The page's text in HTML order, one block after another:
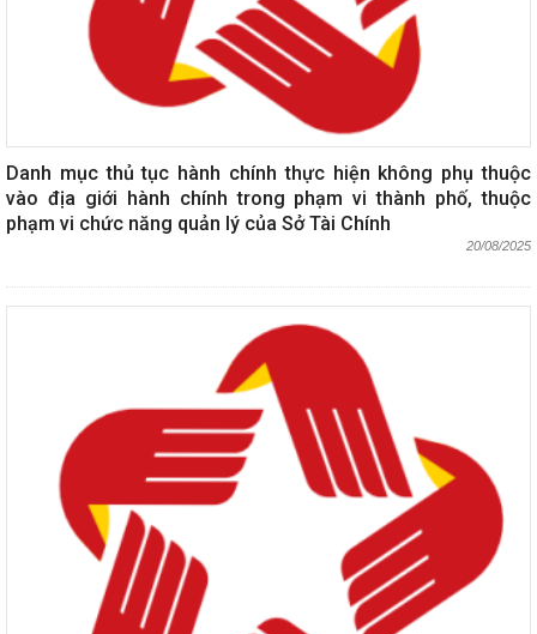
Danh mục thủ tục hành chính thực hiện không phụ thuộc
vào địa giới hành chính trong phạm vi thành phố, thuộc
phạm vi chức năng quản lý của Sở Tài Chính
20/08/2025